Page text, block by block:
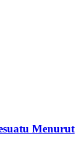
Menurut